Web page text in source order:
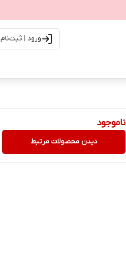
ورود | ثبت‌نام
ناموجود
دیدن محصولات مرتبط